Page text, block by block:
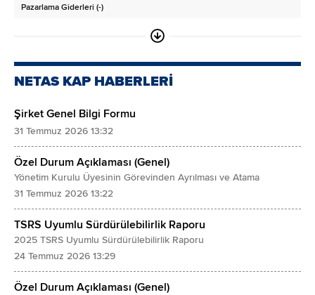
- İlişkili Taraflardan Ticari Alacaklar
- İlişkili Olmayan Taraflardan Ticari Alacaklar
- Finans Sektörü Faaliyetleri İlişkili Taraflardan Alacaklar
Diğer Alacaklar
- İlişkili Olmayan Taraflardan Diğer Alacaklar
Türev Araçlar
Canlı Varlıklar
Yatırım Amaçlı Gayrimenkuller
Maddi Olmayan Duran Varlıklar
Pazarlama Giderleri (-)
Araştırma ve Geliştirme Giderleri (-)
Yatırım Faaliyetlerinden Gelirler
Yatırım Faaliyetlerinden Giderler (-)
FİNANSMAN GİDERİ ÖNCESİ FAALİYET KARI/ZARARI
Finansman Gelirleri
SÜRDÜRÜLEN FAALİYETLER VERGİ ÖNCESİ KARI/ZARARI
Sürdürülen Faaliyetler Vergi Gideri/Geliri
- Dönem Vergi Gideri (-)/Geliri
NETAS KAP HABERLERİ
Şirket Genel Bilgi Formu
31 Temmuz 2026 13:32
Özel Durum Açıklaması (Genel)
Yönetim Kurulu Üyesinin Görevinden Ayrılması ve Atama
31 Temmuz 2026 13:22
TSRS Uyumlu Sürdürülebilirlik Raporu
2025 TSRS Uyumlu Sürdürülebilirlik Raporu
24 Temmuz 2026 13:29
Özel Durum Açıklaması (Genel)